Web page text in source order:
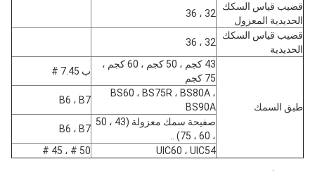
قضيب قياس السكك
الحديدية المعزول
32 ، 36
قضيب قياس السكك
الحديدية
32 ، 36
طبق السمك
43 كجم ، 50 كجم ، 60 كجم ،
75 كجم
ب 7.45 #
BS60 ، BS75R ، BS80A ،
BS90A
B6 ، B7
صفيحة سمك معزولة (43 ، 50
، 60 ، 75) ..
B6 ، B7
UIC60 ، UIC54
50 # ، 45 #